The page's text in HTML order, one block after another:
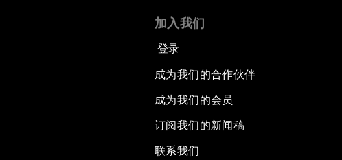
加入我们
登录
成为我们的合作伙伴
成为我们的会员
订阅我们的新闻稿
联系我们